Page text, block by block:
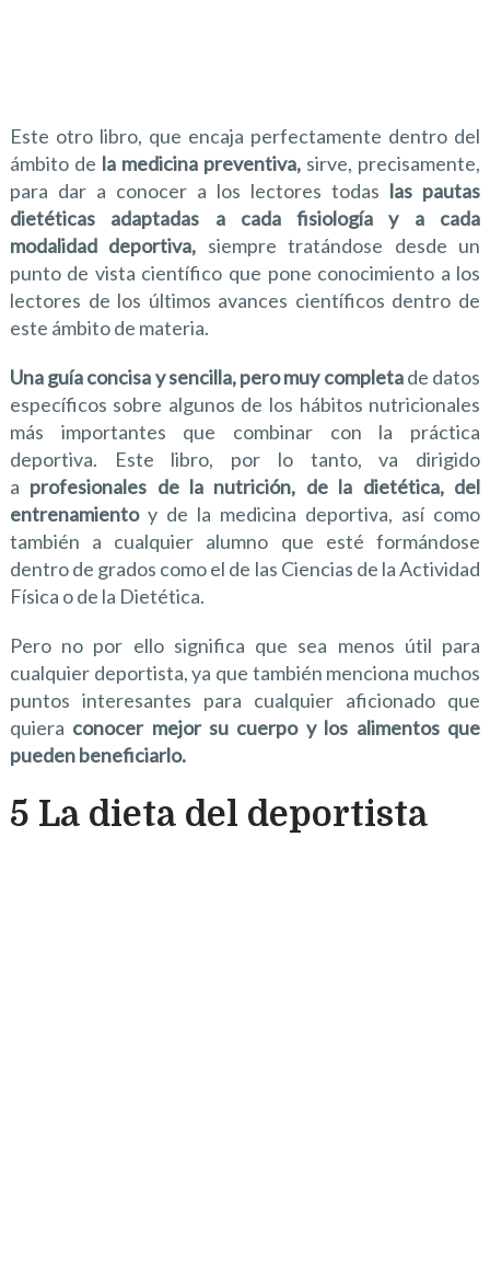
Este otro libro, que encaja perfectamente dentro del
ámbito de la medicina preventiva, sirve, precisamente,
para dar a conocer a los lectores todas las pautas
dietéticas adaptadas a cada fisiología y a cada
modalidad deportiva, siempre tratándose desde un
punto de vista científico que pone conocimiento a los
lectores de los últimos avances científicos dentro de
este ámbito de materia.
Una guía concisa y sencilla, pero muy completade datos
específicos sobre algunos de los hábitos nutricionales
más importantes que combinar con la práctica
deportiva. Este libro, por lo tanto, va dirigido
a profesionales de la nutrición, de la dietética, del
entrenamiento y de la medicina deportiva, así como
también a cualquier alumno que esté formándose
dentro de grados como el de las Ciencias de la Actividad
Física o de la Dietética.
Pero no por ello significa que sea menos útil para
cualquier deportista, ya que también menciona muchos
puntos interesantes para cualquier aficionado que
quiera conocer mejor su cuerpo y los alimentos que
pueden beneficiarlo.
5 La dieta del deportista